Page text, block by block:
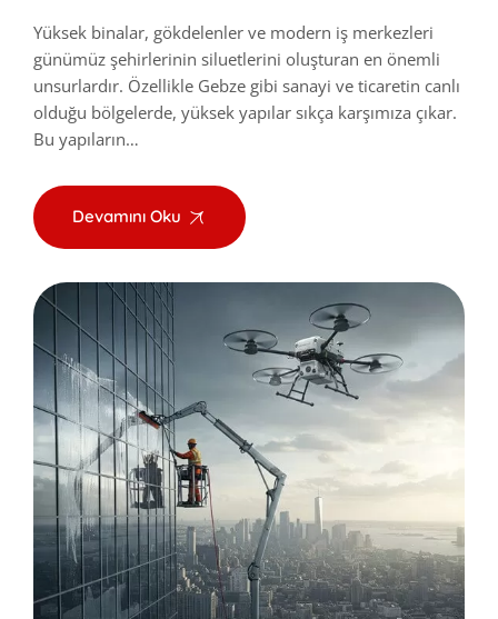
Yüksek binalar, gökdelenler ve modern iş merkezleri
günümüz şehirlerinin siluetlerini oluşturan en önemli
unsurlardır. Özellikle Gebze gibi sanayi ve ticaretin canlı
olduğu bölgelerde, yüksek yapılar sıkça karşımıza çıkar.
Bu yapıların…
Devamını Oku